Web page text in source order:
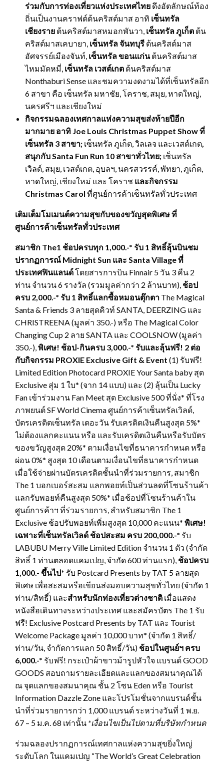
ร่วมกับการท่องเที่ยวแห่งประเทศไทย ดึงอัตลักษณ์ท้อง
ถิ่นเป็นงานคราฟต์ต้นคริสต์มาส อาทิ เซ็นทรัล
เชียงราย ต้นคริสต์มาสหมอกพันวา, เซ็นทรัล ภูเก็ต ต้น
คริสต์มาสเคบายา, เซ็นทรัล จันทบุรี ต้นคริสต์มาส
อัศจรรย์เมืองจันท์, เซ็นทรัล ขอนแก่นต้นคริสต์มาส
ไหมมัดหมี่, เซ็นทรัล เวสต์เกต ต้นคริสต์มาส
Nonthaburi Sense และชมความงดงามได้ที่เซ็นทรัลอีก
6 สาขา คือ เซ็นทรัล มหาชัย, โคราช, สมุย, หาดใหญ่,
นครศรีฯ และเชียงใหม่
กิจกรรมฉลองเทศกาลแห่งความสุขส่งท้ายปีอีก
มากมาย อาทิ Joe Louis Christmas Puppet Show ที่
เซ็นทรัล 3 สาขา; เซ็นทรัล ภูเก็ต, วิลเลจ และเวสต์เกต
สนุกกับ Santa Fun Run 10 สาขาทั่วไทย; เซ็นทรัล
เวิลด์, สมุย, เวสต์เกต, อุบลฯ, นครสวรรค์, พัทยา, ภูเก็ต,
หาดใหญ่, เชียงใหม่ และ โคราช และกิจกรรม
Christmas Carol ที่ศูนย์การค้าเซ็นทรัลทั่วประเทศ
เติมเต็มโมเมนต์ความสุขกับของขวัญสุดพิเศษ ที่
ศูนย์การค้าเซ็นทรัลทั่วประเทศ
สมาชิก The1 ช้อปครบทุก 1,000.-* รับ 1 สิทธิ์ลุ้นบินชม
ปรากฏการณ์ Midnight Sun และ Santa Village ที่
ประเทศฟินแลนด์โดยสารการบิน Finnair 5 วัน 3 คืน 2
ท่าน จำนวน 6 รางวัล (รวมมูลค่ากว่า 2 ล้านบาท), ช้อป
ครบ 2,000.-* รับ 1 สิทธิ์แลกซื้อหมอนตุ๊กตา The Magical
Santa & Friends 3 ลายสุดคิวท์ SANTA, DEERZING และ
CHRISTREENA (มูลค่า 350.-) หรือ The Magical Color
Changing Cup 2 ลาย SANTA และ COOLSNOW (มูลค่า
350.-), พิเศษ! ช้อป-กินครบ 3,000.-* รับและลุ้นฟรี! 2 ต่อ
กับกิจกรรม PROXIE Exclusive Gift & Event (1) รับฟรี!
Limited Edition Photocard PROXIE Your Santa baby สุด
Exclusive สุ่ม 1 ใบ* (จาก 14 แบบ) และ (2) ลุ้นเป็น Lucky
Fan เข้าร่วมงาน Fan Meet สุด Exclusive 500 ที่นั่ง* ที่โรง
ภาพยนต์ SF World Cinema ศูนย์การค้าเซ็นทรัลเวิลด์,
บัตรเครดิตเซ็นทรัล เดอะวัน รับเครดิตเงินคืนสูงสุด 5%*
ไม่ต้องแลกคะแนน หรือ และรับเครดิตเงินคืนหรือรับบัตร
ของขวัญสูงสุด 20%* ตามเงื่อนไขที่ธนาคารกำหนด หรือ
ผ่อน 0%* สูงสุด 10 เดือนตามเงื่อนไขที่ธนาคารกำหนด
เมื่อใช้จ่ายผ่านบัตรเครดิตชั้นนำที่ร่วมรายการ, สมาชิก
The 1 บอกเบอร์สะสม แลกพอยท์เป็นส่วนลดที่โซนร้านค้า
แลกรับพอยท์คืนสูงสุด 50%* เมื่อช้อปที่โซนร้านค้าใน
ศูนย์การค้าฯ ที่ร่วมรายการ, สำหรับสมาชิก The 1
Exclusive ช้อปรับพอยท์เพิ่มสูงสุด 10,000 คะแนน* พิเศษ!
เฉพาะที่เซ็นทรัลเวิลด์ ช้อปสะสม ครบ 200,000.-* รับ
LABUBU Merry Ville Limited Edition จำนวน 1 ตัว (จำกัด
สิทธิ์ 1 ท่านตลอดแคมเปญ, จำกัด 600 ท่านแรก), ช้อปครบ
1,000.- ขึ้นไป* รับ Postcard Presents by TAT 5 ลายสุด
พิเศษ เพื่อสะสมหรือเขียนส่งมอบความสุขทั่วไทย (จำกัด 1
ท่าน/สิทธิ์) และสำหรับนักท่องเที่ยวต่างชาติ เมื่อแสดง
หนังสือเดินทางระหว่างประเทศ และสมัครบัตร The 1 รับ
ฟรี! Exclusive Postcard Presents by TAT และ Tourist
Welcome Package มูลค่า 10,000 บาท* (จำกัด 1 สิทธิ์/
ท่าน/วัน, จำกัดการแลก 50 สิทธิ์/วัน) ช้อปในศูนย์ฯ ครบ
6 ,000.-* รับฟรี! กระเป๋าผ้าขาวม้ารูปหัวใจ แบรนด์ GOOD
GOODS สอบถามรายละเอียดและแลกของสมนาคุณได้
ณ จุดแลกของสมนาคุณ ชั้น 2 โซน Eden หรือ Tourist
Information Dazzle Zone และโปรโมชั่นจากแบรนด์ชั้น
นำที่ร่วมรายการกว่า 1,000 แบรนด์ ระหว่างวันที่ 1 พ.ย.
67 – 5 ม.ค. 68 เท่านั้น *เงื่อนไขเป็นไปตามที่บริษัทกำหนด
ร่วมฉลองปรากฏการณ์เทศกาลแห่งความสุขยิ่งใหญ่
ระดับโลก ในแคมเปญ “The World’s Great Celebration